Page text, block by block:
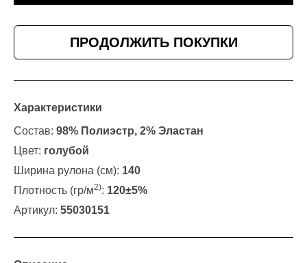
ПРОДОЛЖИТЬ ПОКУПКИ
Характеристики
Состав: 98% Полиэстр, 2% Эластан
Цвет: голубой
Ширина рулона (см): 140
Плотность (гр/м2): 120±5%
Артикул: 55030151